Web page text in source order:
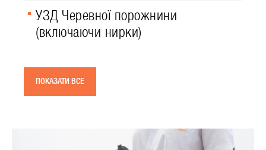
УЗД Черевної порожнини
(включаючи нирки)
ПОКАЗАТИ ВСЕ